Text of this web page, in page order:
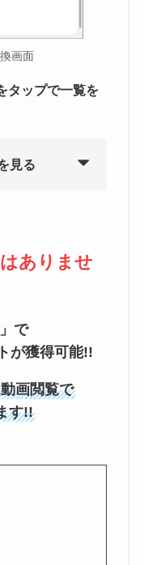
画面
タップで一覧を
見る
ありませ
で
が獲得可能!!
画閲覧で
す!!